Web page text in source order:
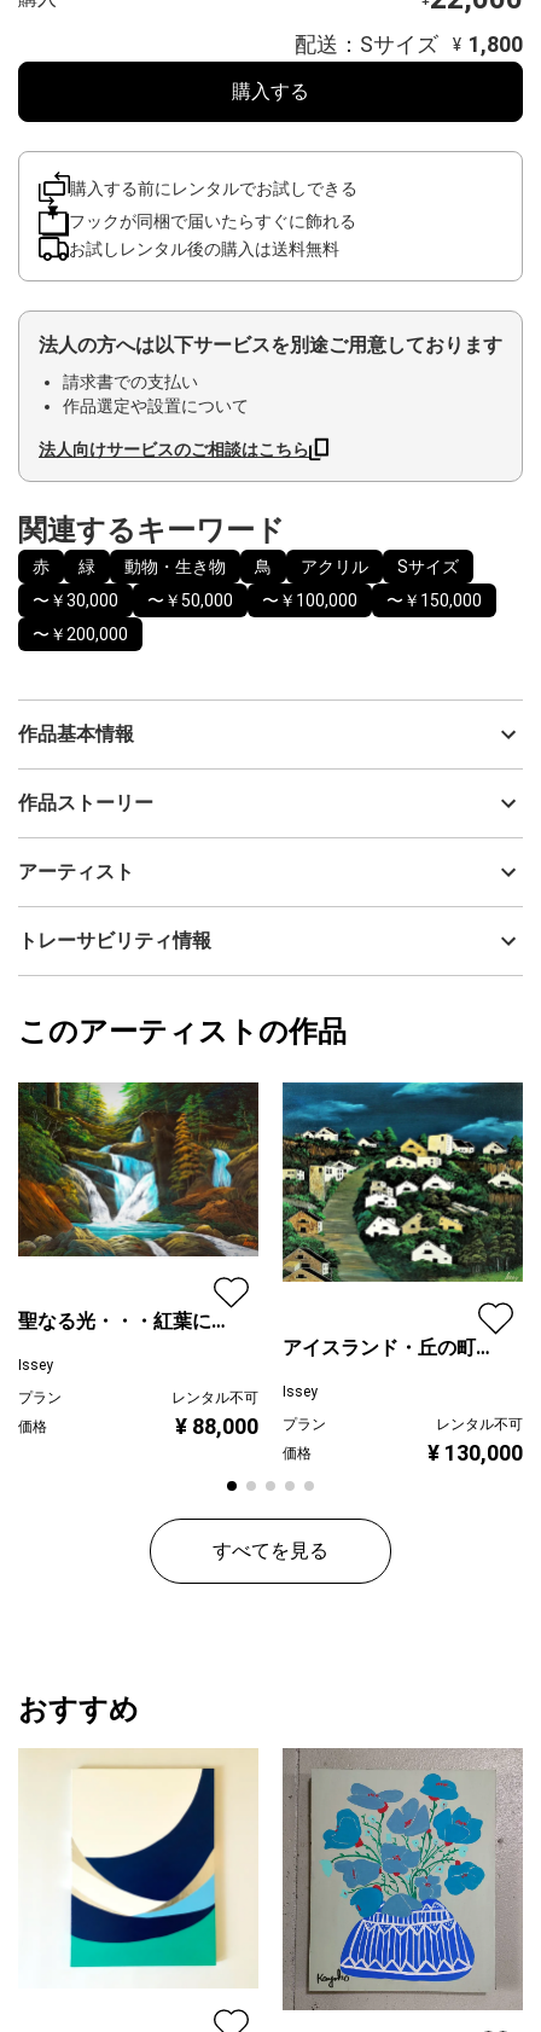
配送：Sサイズ ¥ 1,800
購入する
購入する前にレンタルでお試しできる
フックが同梱で届いたらすぐに飾れる
お試しレンタル後の購入は送料無料
法人の方へは以下サービスを別途ご用意しております
請求書での支払い
作品選定や設置について
法人向けサービスのご相談はこちら
関連するキーワード
赤 緑 動物・生き物 鳥 アクリル
Sサイズ
〜￥30,000
〜￥50,000 〜￥100,000
〜￥150,000
〜￥200,000
作品基本情報
出品者
制作年
アクリル
カラー
赤
ジャンル
動物・生き物
配送目安
二週間以内
作品ストーリー
アーティスト
Issey
フォローする
トレーサビリティ情報
Issey
このアーティストの作品
聖なる光・・・紅葉に注
Issey
プラン
レンタル不可
価格
¥ 88,000
アイスランド・丘の町並
Issey
プラン
レンタル不可
価格
¥ 130,000
すべてを見る
おすすめ